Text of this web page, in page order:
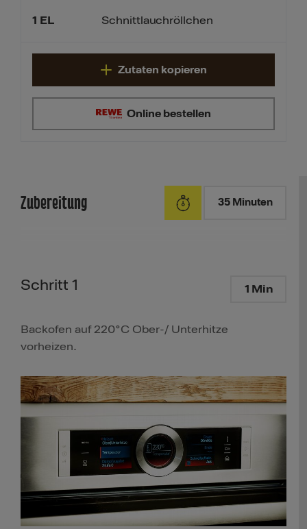
1 EL Schnittlauchröllchen
Online bestellen
Zutaten kopieren
Zubereitung 35 Minuten
Schritt 1 1 Min
Backofen auf 220°C Ober-/ Unterhitze
vorheizen.